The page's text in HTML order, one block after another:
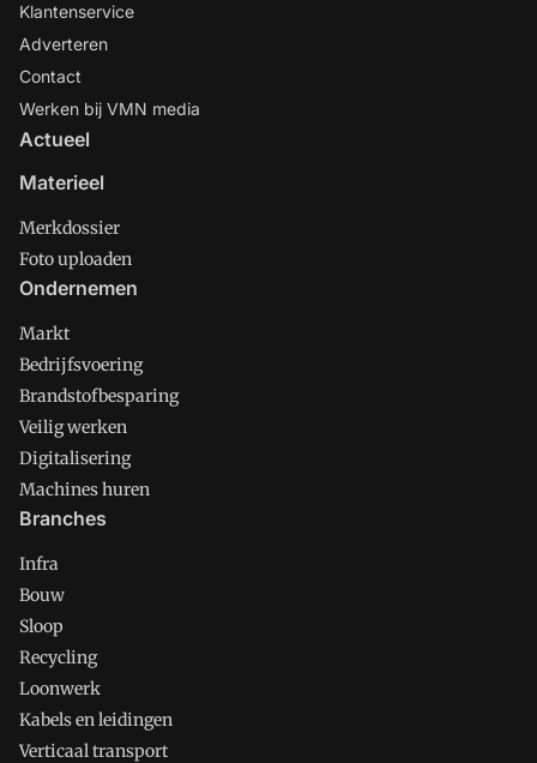
Klantenservice
Adverteren
Contact
Werken bij VMN media
Actueel
Materieel
Merkdossier
Foto uploaden
Ondernemen
Markt
Bedrijfsvoering
Brandstofbesparing
Veilig werken
Digitalisering
Machines huren
Branches
Infra
Bouw
Sloop
Recycling
Loonwerk
Kabels en leidingen
Verticaal transport